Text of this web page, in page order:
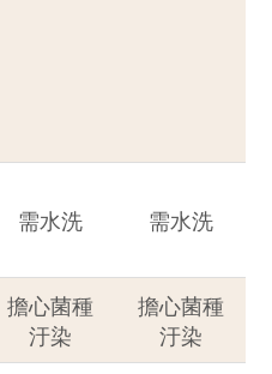
需水洗 需水洗
擔心菌種
汙染
擔心菌種
汙染